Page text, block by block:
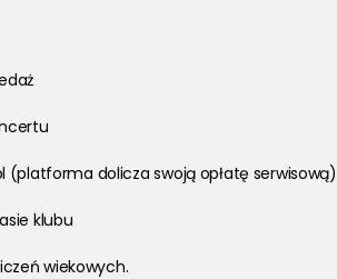
(platforma dolicza swoją opłatę serwisową)
klubu
wiekowych.